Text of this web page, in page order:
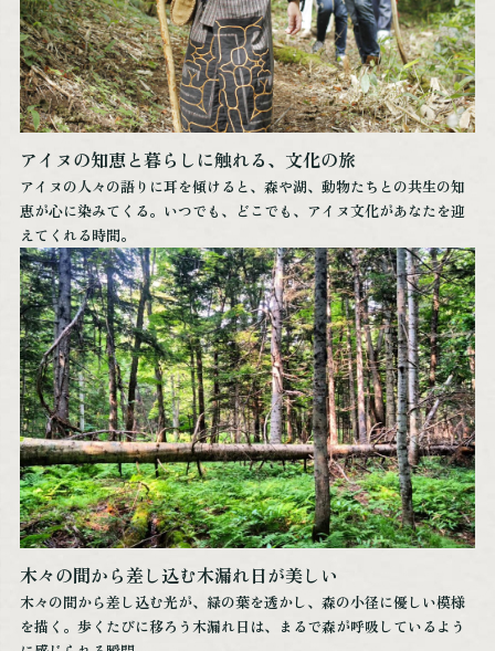
アイヌの知恵と暮らしに触れる、文化の旅
アイヌの人々の語りに耳を傾けると、森や湖、動物たちとの共生の知
恵が心に染みてくる。いつでも、どこでも、アイヌ文化があなたを迎
えてくれる時間。
木々の間から差し込む木漏れ日が美しい
木々の間から差し込む光が、緑の葉を透かし、森の小径に優しい模様
を描く。歩くたびに移ろう木漏れ日は、まるで森が呼吸しているよう